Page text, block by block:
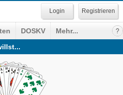
Registrieren
DOSKV
Mehr...